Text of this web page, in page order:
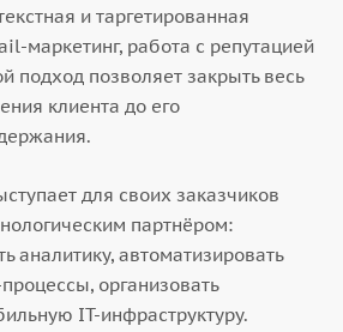
и таргетированная
маркетинг, работа с репутацией
подход позволяет закрыть весь
клиента до его
для своих заказчиков
партнёром:
аналитику, автоматизировать
организовать
IT-инфраструктуру.